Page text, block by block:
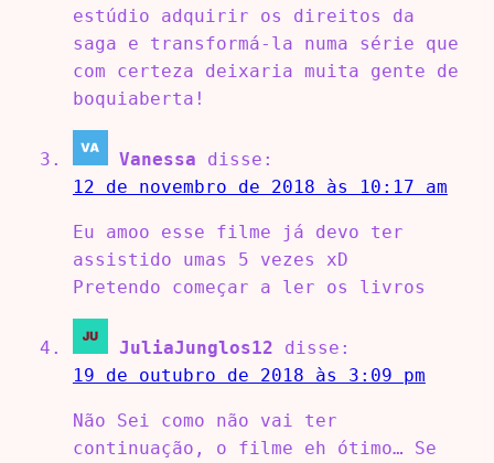
estúdio adquirir os direitos da
saga e transformá-la numa série que
com certeza deixaria muita gente de
boquiaberta!
Vanessa
disse:
12 de novembro de 2018 às 10:17 am
Eu amoo esse filme já devo ter
assistido umas 5 vezes xD
Pretendo começar a ler os livros
JuliaJunglos12
disse:
19 de outubro de 2018 às 3:09 pm
Não Sei como não vai ter
continuação, o filme eh ótimo… Se